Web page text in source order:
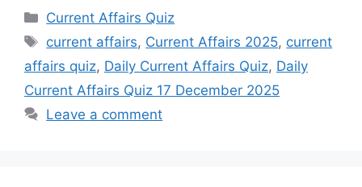
Categories
Current Affairs Quiz
Tags
current affairs, Current Affairs 2025, current
affairs quiz, Daily Current Affairs Quiz, Daily
Current Affairs Quiz 17 December 2025
Leave a comment